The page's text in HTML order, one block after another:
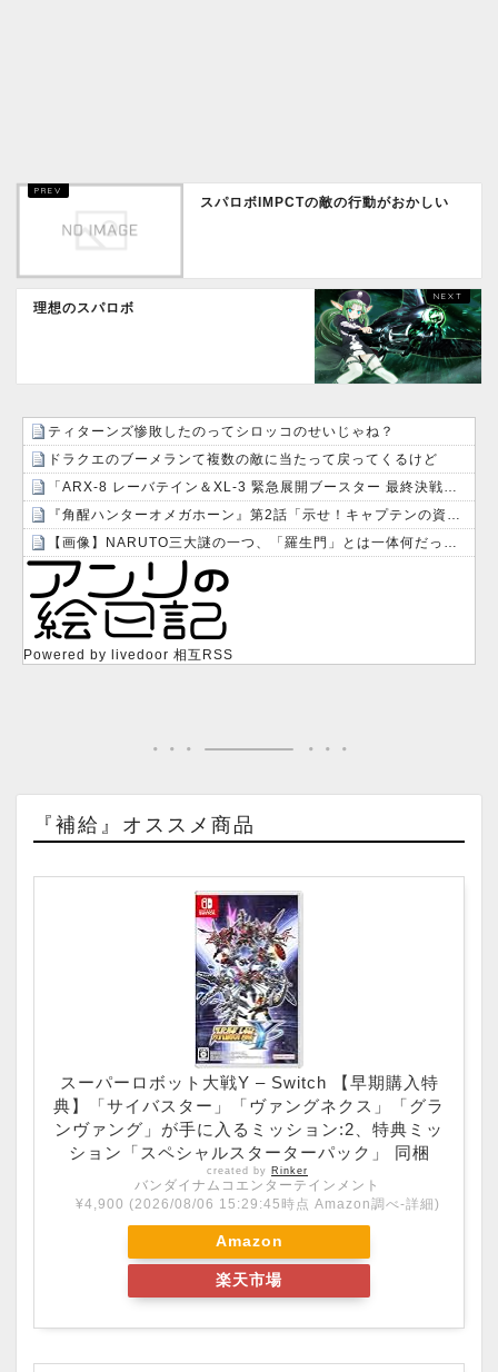
スパロボIMPCTの敵の行動がおかしい
理想のスパロボ
ティターンズ惨敗したのってシロッコのせいじゃね？
ドラクエのブーメランて複数の敵に当たって戻ってくるけど
「ARX-8 レーバテイン＆XL-3 緊急展開ブースター 最終決戦仕様」アルお前カッコいいな
『角醒ハンターオメガホーン』第2話「示せ！キャプテンの資格！」感想・実況まとめ
【画像】NARUTO三大謎の一つ、「羅生門」とは一体何だったのか！？
Powered by livedoor 相互RSS
『補給』オススメ商品
スーパーロボット大戦Y – Switch 【早期購入特
典】「サイバスター」「ヴァングネクス」「グラ
ンヴァング」が手に入るミッション:2、特典ミッ
ション「スペシャルスターターパック」 同梱
created by Rinker
バンダイナムコエンターテインメント
¥4,900 (2026/08/06 15:29:45時点 Amazon調べ-詳細)
Amazon
楽天市場